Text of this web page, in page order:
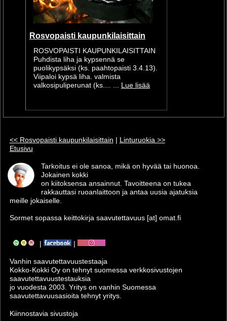
Rosvopaisti kaupunkilaisittain
ROSVOPAISTI KAUPUNKILAISITTAIN
Puhdista liha ja kypsennä se
puolikypsäksi (ks. paahtopaisti 3.4.13).
Viipaloi kypsä liha. valmista
valkosipuliperunat (ks.... ... Lue lisää
<< Rosvopaisti kaupunkilaisittain
Linturuokia >>
Etusivu
Tarkoitus ei ole sanoa, mikä on hyvää tai huonoa.
Jokainen kokki
on kiitoksensa ansainnut. Tavoitteena on tukea
rakkauttasi ruoanlaittoon ja antaa uusia ajatuksia
meille jokaiselle.
Sormet sopassa keittokirja saavutettavuus [at] omat.fi
Vanhin saavutettavuus­testaaja
Kokko-Kokki Oy on tehnyt suomessa verkkosivustojen
saavutettavuus­testauksia
jo vuodesta 2003. Yritys on vanhin Suomessa
saavutettavuusasioita tehnyt yritys.
Kiinnostavia sivustoja